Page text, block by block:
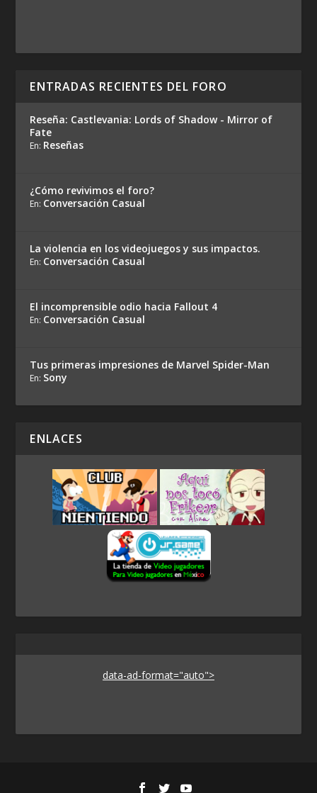
ENTRADAS RECIENTES DEL FORO
Reseña: Castlevania: Lords of Shadow - Mirror of
Fate
En: Reseñas
¿Cómo revivimos el foro?
En: Conversación Casual
La violencia en los videojuegos y sus impactos.
En: Conversación Casual
El incomprensible odio hacia Fallout 4
En: Conversación Casual
Tus primeras impresiones de Marvel Spider-Man
En: Sony
ENLACES
data-ad-format="auto">